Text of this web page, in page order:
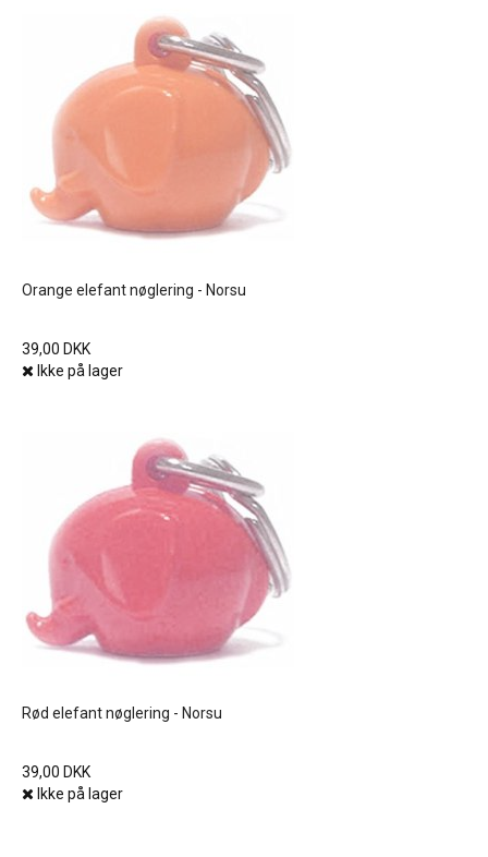
Orange elefant nøglering - Norsu
39,00 DKK
Ikke på lager
Rød elefant nøglering - Norsu
39,00 DKK
Ikke på lager